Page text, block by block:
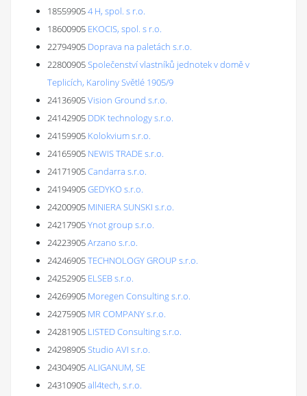
185599054 H, spol. s r.o.
18600905 EKOCIS, spol. s r.o.
22794905 Doprava na paletách s.r.o.
22800905Společenství vlastníků jednotek v domě v
Teplicích, Karoliny Světlé 1905/9
24136905Vision Ground s.r.o.
24142905 DDK technology s.r.o.
24159905 Kolokvium s.r.o.
24165905 NEWIS TRADE s.r.o.
24171905Candarra s.r.o.
24194905GEDYKO s.r.o.
24200905 MINIERA SUNSKI s.r.o.
24217905Ynot group s.r.o.
24223905Arzano s.r.o.
24246905TECHNOLOGY GROUP s.r.o.
24252905 ELSEB s.r.o.
24269905 Moregen Consulting s.r.o.
24275905 MR COMPANY s.r.o.
24281905 LISTED Consulting s.r.o.
24298905Studio AVI s.r.o.
24304905ALIGANUM, SE
24310905all4tech, s.r.o.